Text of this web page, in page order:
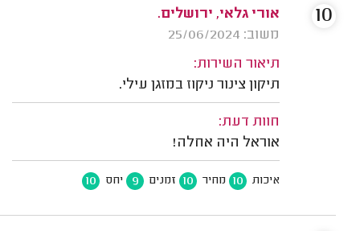
אורי גלאי, ירושלים.
משוב: 25/06/2024
תיאור השירות:
תיקון צינור ניקוז במזגן עילי.
חוות דעת:
אוראל היה אחלה!
איכות 10 מחיר 10 זמנים 9 יחס 10
10